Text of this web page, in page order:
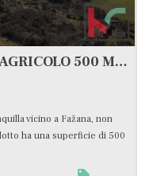
ISTRA, FAŽANA, TERRENO AGRICOLO 500 M2, #VENDITA
vicino a Fažana, non
ha una superficie di 500